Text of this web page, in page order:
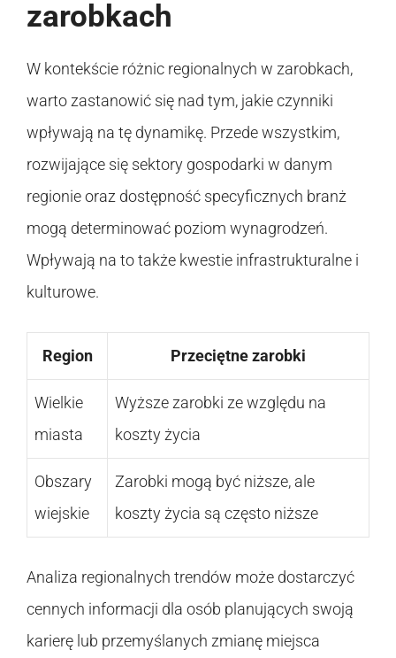
zarobkach
W kontekście różnic regionalnych w zarobkach,
warto zastanowić się nad tym, jakie czynniki
wpływają na tę dynamikę. Przede wszystkim,
rozwijające się sektory gospodarki w danym
regionie oraz dostępność specyficznych branż
mogą determinować poziom wynagrodzeń.
Wpływają na to także kwestie infrastrukturalne i
kulturowe.
Region Przeciętne zarobki
Wielkie
miasta
Wyższe zarobki ze względu na
koszty życia
Obszary
wiejskie
Zarobki mogą być niższe, ale
koszty życia są często niższe
Analiza regionalnych trendów może dostarczyć
cennych informacji dla osób planujących swoją
karierę lub przemyślanych zmianę miejsca